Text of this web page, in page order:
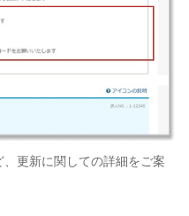
更新に関しての詳細をご案